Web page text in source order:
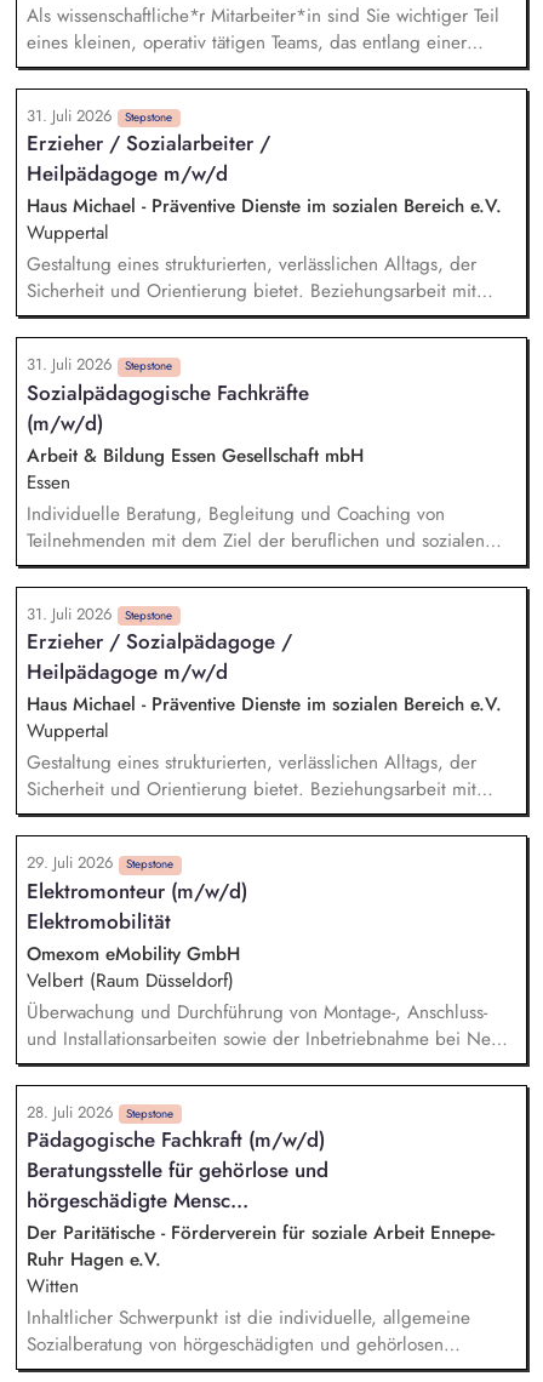
Als wissenschaftliche*r Mitarbeiter*in sind Sie wichtiger Teil
eines kleinen, operativ tätigen Teams, das entlang einer
klaren Programmatik langfristig soziale Innovation
implementiert. Sie unterstützen die Geschäftsführung bei der
Umsetzung der Stiftungsprogrammatik und entwickeln dabei
die Internationalisierungsstrategie der Stiftung weiter. Sie
übersetzen wissenschaftliche Erkenntnisse in
alltagsangebundene Handlungsansätze entlang unserer
Stiftungsprogrammatik.
31. Juli 2026 Stepstone
Erzieher / Sozialarbeiter /
Heilpädagoge m/w/d
Haus Michael - Präventive Dienste im sozialen Bereich e.V.
Wuppertal
Gestaltung eines strukturierten, verlässlichen Alltags, der
Sicherheit und Orientierung bietet. Beziehungsarbeit mit
Kindern und Jugendlichen unter Berücksichtigung ihrer
individuellen Lebensgeschichten. Systemisches Denken:
Zusammenhänge erkennen, Verhalten einordnen, Muster
verstehen. Förderung von Identitätsentwicklung, Selbstwert
und individuellen Stärken. Begleitung in lebenspraktischen
Bereichen (Alltag, Schule, Freizeit, Verantwortung).
Zusammenarbeit mit Eltern, Sorgeberechtigten, Schulen,
Therapeut*innen und Jugendämtern.
31. Juli 2026 Stepstone
Sozialpädagogische Fachkräfte
(m/w/d)
Arbeit & Bildung Essen Gesellschaft mbH
Essen
Individuelle Beratung, Begleitung und Coaching von
Teilnehmenden mit dem Ziel der beruflichen und sozialen
Integration. Durchführung von Potenzial- und
Kompetenzanalysen sowie Erstellung und Umsetzung
individueller Förder- und Integrationspläne. Unterstützung bei
der beruflichen Orientierung, Stellensuche, Erstellung von
Bewerbungsunterlagen und Vermittlung in Ausbildung oder
Arbeit. Planung, Durchführung und Nachbereitung von
Einzelcoachings, Gruppenangeboten und Seminaren zu
arbeitsmarkt- und berufsbezogenen Themen. Beratung in
persönlichen und sozialen Problemlagen sowie
Krisenintervention und Vermittlung an geeignete
Netzwerkpartner.
31. Juli 2026 Stepstone
Erzieher / Sozialpädagoge /
Heilpädagoge m/w/d
Haus Michael - Präventive Dienste im sozialen Bereich e.V.
Wuppertal
Gestaltung eines strukturierten, verlässlichen Alltags, der
Sicherheit und Orientierung bietet. Beziehungsarbeit mit
Kindern und Jugendlichen unter Berücksichtigung ihrer
individuellen Lebensgeschichten. Systemisches Denken:
Zusammenhänge erkennen, Verhalten einordnen, Muster
verstehen. Förderung von Identitätsentwicklung, Selbstwert
und individuellen Stärken. Begleitung in lebenspraktischen
Bereichen (Alltag, Schule, Freizeit, Verantwortung).
Zusammenarbeit mit Eltern, Sorgeberechtigten, Schulen,
Therapeut*innen und Jugendämtern.
29. Juli 2026 Stepstone
Elektromonteur (m/w/d)
Elektromobilität
Omexom eMobility GmbH
Velbert (Raum Düsseldorf)
Überwachung und Durchführung von Montage-, Anschluss-
und Installationsarbeiten sowie der Inbetriebnahme bei Neu-
und Umbauarbeiten von Anlagen der Elektromobilität (z. B.
Ladestationen) Durchführung von Inspektions-, Wartungs- und
Instandsetzungsarbeiten an DC- und AC-Ladeinfrastruktur
sowie an Niederspannungs- und Mittelspannungsanlagen
Prüfung und Bedienung von elektrotechnischen Systemen
und Anlagen sowie Analyse von Störungen und
anschließende Fehlerbehebung Administrative Aufgaben, wie
z. B. Dokumentation und Reporting von Leistungen
28. Juli 2026 Stepstone
Pädagogische Fachkraft (m/w/d)
Beratungsstelle für gehörlose und
hörgeschädigte Mensc...
Der Paritätische - Förderverein für soziale Arbeit Ennepe-
Ruhr Hagen e.V.
Witten
Inhaltlicher Schwerpunkt ist die individuelle, allgemeine
Sozialberatung von hörgeschädigten und gehörlosen
Menschen im Ennepe-Ruhr-Kreis zu Fragen aus allen